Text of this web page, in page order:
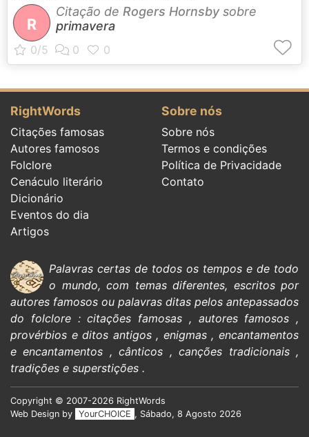
R
Citação de Rogers Hornsbysobre
primavera
RightWords
Citações famosas
Autores famosos
Folclore
Cenáculo literário
Dicionário
Eventos do dia
Artigos
Sobre nós
Sobre nós
Termos e condições
Política de Privacidade
Contato
Palavras certas de todos os tempos e de todo
o mundo, com temas diferentes, escritos por
autores famosos ou palavras ditas pelos antepassados
do folclore:citações famosas , autores famosos ,
provérbios e ditos antigos, enigmas,encantamentos
e encantamentos ,cânticos ,canções tradicionais,
tradições e superstições .
Copyright © 2007-2026 RightWords
Web Design by
YourCHOICE , Sábado, 8 Agosto 2026